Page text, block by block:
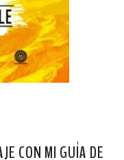
CON MI GUÍA DE